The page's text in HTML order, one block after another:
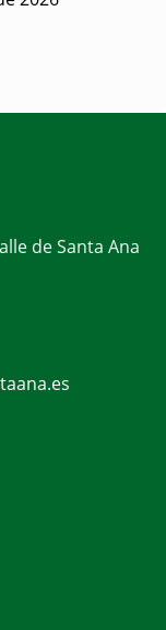
de Santa Ana